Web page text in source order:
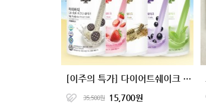
[이주의 특가] 다이어트쉐이크 마이바디 프로틴 19종
35,500원 15,700원